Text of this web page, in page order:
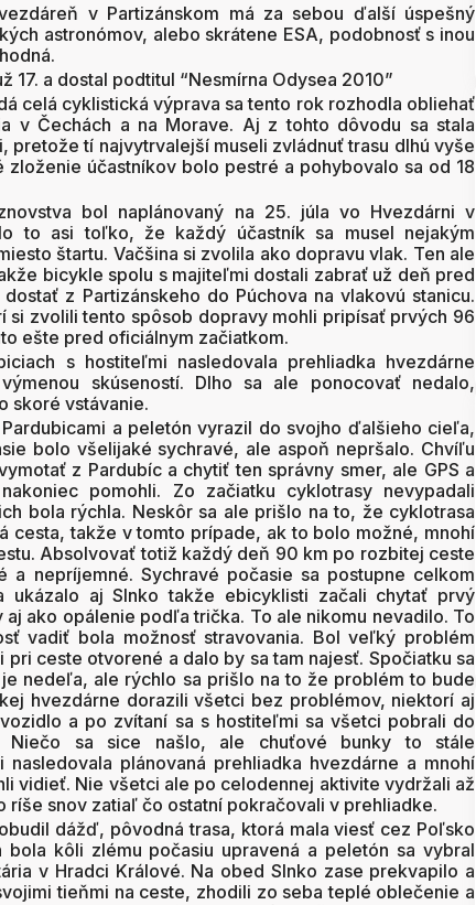
v Partizánskom má za sebou ďalší úspešný
astronómov, alebo skrátene ESA, podobnosť s inou
17. a dostal podtitul “Nesmírna Odysea 2010”
celá cyklistická výprava sa tento rok rozhodla obliehať
v Čechách a na Morave. Aj z tohto dôvodu sa stala
pretože tí najvytrvalejší museli zvládnuť trasu dlhú vyše
zloženie účastníkov bolo pestré a pohybovalo sa od 18
bol naplánovaný na 25. júla vo Hvezdárni v
to asi toľko, že každý účastník sa musel nejakým
štartu. Vačšina si zvolila ako dopravu vlak. Ten ale
bicykle spolu s majiteľmi dostali zabrať už deň pred
z Partizánskeho do Púchova na vlakovú stanicu.
si zvolili tento spôsob dopravy mohli pripísať prvých 96
ešte pred oficiálnym začiatkom.
s hostiteľmi nasledovala prehliadka hvezdárne
skúseností. Dlho sa ale ponocovať nedalo,
skoré vstávanie.
a peletón vyrazil do svojho ďalšieho cieľa,
bolo všelijaké sychravé, ale aspoň nepršalo. Chvíľu
z Pardubíc a chytiť ten správny smer, ale GPS a
pomohli. Zo začiatku cyklotrasy nevypadali
bola rýchla. Neskôr sa ale prišlo na to, že cyklotrasa
cesta, takže v tomto prípade, ak to bolo možné, mnohí
Absolvovať totiž každý deň 90 km po rozbitej ceste
a nepríjemné. Sychravé počasie sa postupne celkom
ukázalo aj Slnko takže ebicyklisti začali chytať prvý
ako opálenie podľa trička. To ale nikomu nevadilo. To
vadiť bola možnosť stravovania. Bol veľký problém
pri ceste otvorené a dalo by sa tam najesť. Spočiatku sa
nedeľa, ale rýchlo sa prišlo na to že problém to bude
hvezdárne dorazili všetci bez problémov, niektorí aj
a po zvítaní sa s hostiteľmi sa všetci pobrali do
Niečo sa sice našlo, ale chuťové bunky to stále
nasledovala plánovaná prehliadka hvezdárne a mnohí
vidieť. Nie všetci ale po celodennej aktivite vydržali až
ríše snov zatiaľ čo ostatní pokračovali v prehliadke.
dážď, pôvodná trasa, ktorá mala viesť cez Poľsko
kôli zlému počasiu upravená a peletón sa vybral
v Hradci Králové. Na obed Slnko zase prekvapilo a
tieňmi na ceste, zhodili zo seba teplé oblečenie a